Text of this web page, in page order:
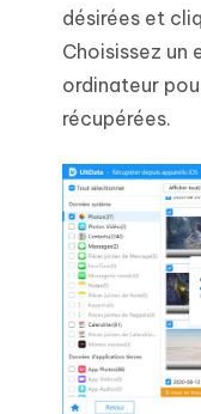
désirées et
Choisissez un
ordinateur
récupérées.